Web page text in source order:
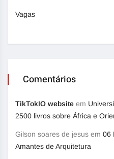
Vagas
Comentários
TikTokIO website em
2500 livros sobre África e
Gilson soares de jesus em 06
Amantes de Arquitetura